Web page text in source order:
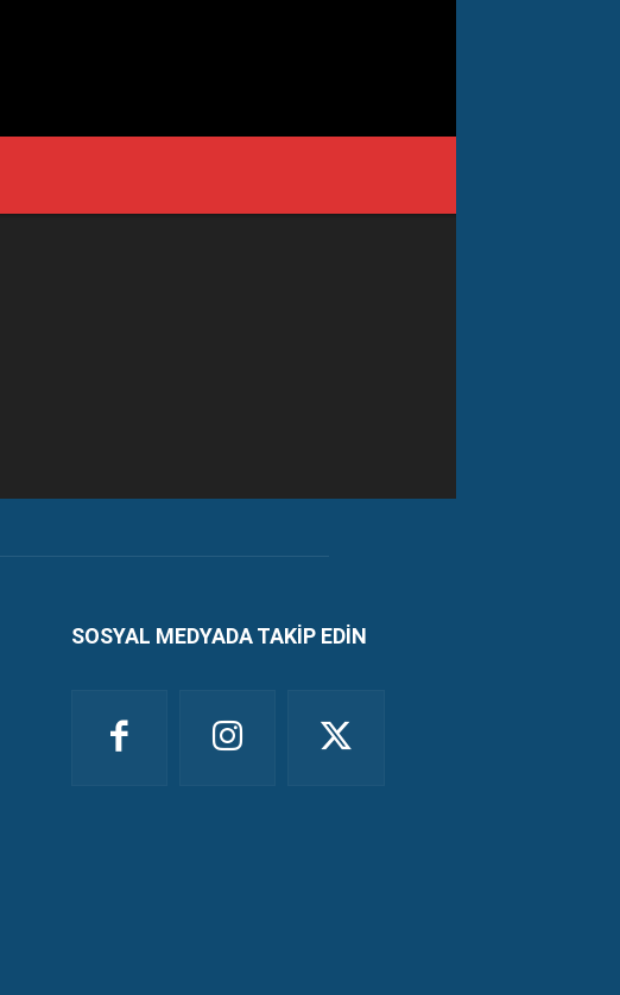
SOSYAL MEDYADA TAKİP EDİN